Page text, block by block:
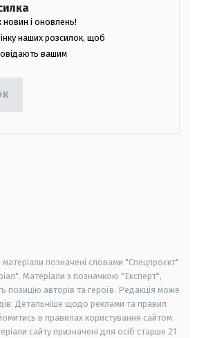
новин і оновлень!
наших розсилок, щоб
вашим
матеріали позначені словами "Спецпроєкт"
Матеріали з позначкою "Експерт",
позицію авторів та героїв. Редакція може
Детальніше щодо реклами та правил
в правилах користування сайтом.
сайту призначені для осіб старше 21